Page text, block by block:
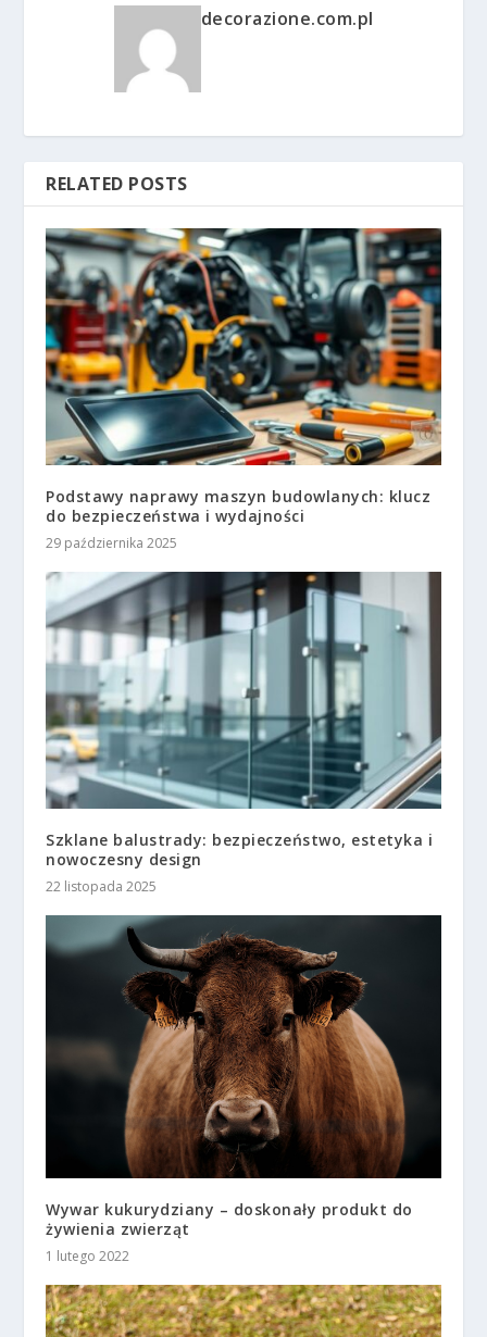
decorazione.com.pl
RELATED POSTS
Podstawy naprawy maszyn budowlanych: klucz
do bezpieczeństwa i wydajności
29 października 2025
Szklane balustrady: bezpieczeństwo, estetyka i
nowoczesny design
22 listopada 2025
Wywar kukurydziany – doskonały produkt do
żywienia zwierząt
1 lutego 2022